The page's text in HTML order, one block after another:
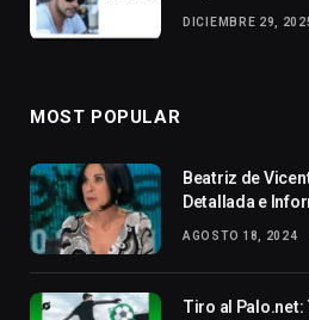
DICIEMBRE 29,
MOST POPULAR
Beatriz de
Detallada e
AGOSTO 18, 2024
Tiro al Palo.net: